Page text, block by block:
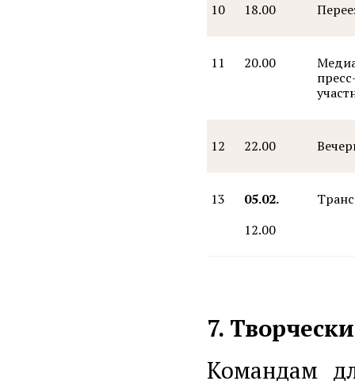
10 18.00
11 20.00
12 22.00
13
05.02.
12.00
7.
Командам